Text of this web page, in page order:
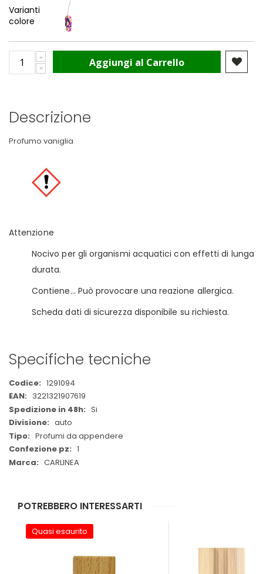
Varianti
colore
Aggiungi al Carrello
Descrizione
Profumo vaniglia
Attenzione
Nocivo per gli organismi acquatici con effetti di lunga
durata.
Contiene… Può provocare una reazione allergica.
Scheda dati di sicurezza disponibile su richiesta.
Specifiche tecniche
Maggiori
Informazioni
1291094
3221321907619
Si
auto
Profumi da appendere
1
CARLINEA
POTREBBERO INTERESSARTI
Quasi esaurito